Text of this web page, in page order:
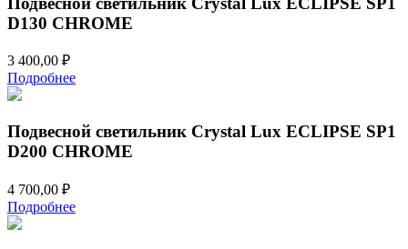
D130 CHROME
3 400,00 ₽
Подробнее
Подвесной светильник Crystal Lux ECLIPSE SP1
D200 CHROME
4 700,00 ₽
Подробнее